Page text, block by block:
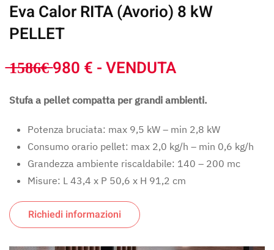
Eva Calor RITA (Avorio) 8 kW
PELLET
̶1̶5̶8̶6̶€̶ 980 € - VENDUTA
Stufa a pellet compatta per grandi ambienti.
Potenza bruciata: max 9,5 kW – min 2,8 kW
Consumo orario pellet: max 2,0 kg/h – min 0,6 kg/h
Grandezza ambiente riscaldabile: 140 – 200 mc
Misure: L 43,4 x P 50,6 x H 91,2 cm
Richiedi informazioni